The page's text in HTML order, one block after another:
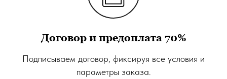
Договор и предоплата 70%
Подписываем договор, фиксируя все условия и
параметры заказа.